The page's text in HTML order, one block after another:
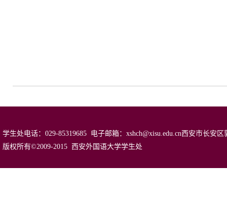
学生处电话：029-85319685 电子邮箱：xshch@xisu.edu.cn西安市长安
版权所有©2009-2015 西安外国语大学学生处